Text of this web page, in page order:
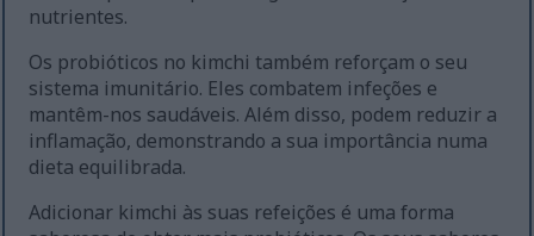
nutrientes.
Os probióticos no kimchi também reforçam o seu
sistema imunitário. Eles combatem infeções e
mantêm-nos saudáveis. Além disso, podem reduzir a
inflamação, demonstrando a sua importância numa
dieta equilibrada.
Adicionar kimchi às suas refeições é uma forma